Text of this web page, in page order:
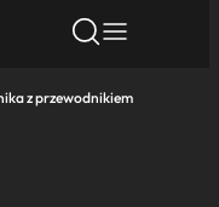
z przewodnikiem